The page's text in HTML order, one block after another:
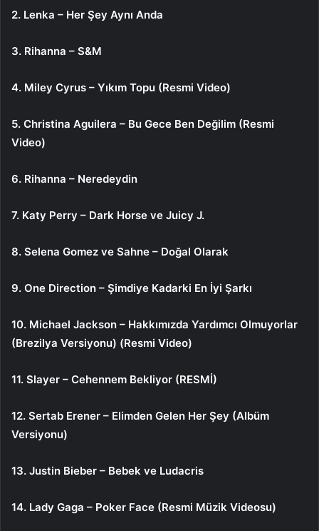
2. Lenka – Her Şey Aynı Anda
3. Rihanna – S&M
4. Miley Cyrus – Yıkım Topu (Resmi Video)
5. Christina Aguilera – Bu Gece Ben Değilim (Resmi
Video)
6. Rihanna – Neredeydin
7. Katy Perry – Dark Horse ve Juicy J.
8. Selena Gomez ve Sahne – Doğal Olarak
9. One Direction – Şimdiye Kadarki En İyi Şarkı
10. Michael Jackson – Hakkımızda Yardımcı Olmuyorlar
(Brezilya Versiyonu) (Resmi Video)
11. Slayer – Cehennem Bekliyor (RESMİ)
12. Sertab Erener – Elimden Gelen Her Şey (Albüm
Versiyonu)
13. Justin Bieber – Bebek ve Ludacris
14. Lady Gaga – Poker Face (Resmi Müzik Videosu)